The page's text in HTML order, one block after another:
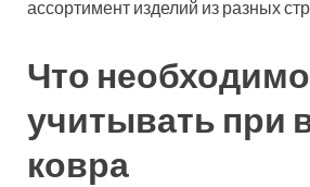
ассортимент изделий из разных
Что необходимо
учитывать при
ковра